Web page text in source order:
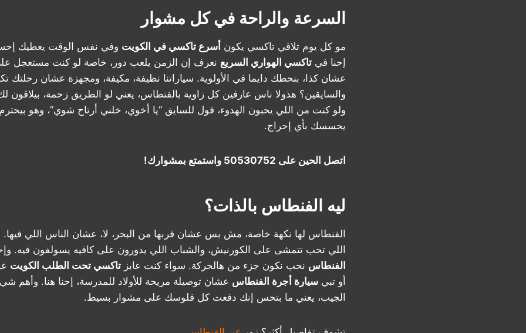
السرعة والراحة في كل مشوار
مو كل يوم تلاقي تاكسي يكون أسرع تاكسي في الكويت وفي نفس الوقت يعطيك
إحنا في تاكسي الهواري السريع نعرف إن الزمن يلعب دور، خاصة لو كنت مستعجل
عشان كذا، بنحطك دايما في الأولوية. سياراتنا نظيفة، مكيفة، ومجهزة عشان رحلتك
والسايقين؟ هذولا ناس عارفين كل زاوية بالفنطاس، يعني لو الطريق زحمة،
ولو كنت من اللي يحبون الهدوء، قول للسايق “يا أخوي، خلني أرتاح شوي”، وهو
يحسسك بأي إحراج.
اتصل الحين على 50530752 واستمتع بمشوارك!
ليه الفنطاس بالذات؟
الفنطاس لها نكهة خاصة، مش بس عشان قربها من البحر، لا، عشان الناس اللي فيها.
اللي تحب تتمشى على الكورنيش، والشباب اللي يدورون على كافيه يسولفون فيه.
الفنطاس نحب نكون جزء من هالحركة. سواء كنت عايز تاكسي تحت الطلب الكويت
أو تبي سيارة أجرة الفنطاس عشان توصيلة مريحة للأولاد للمدرسة، إحنا هنا. وأهم
الجيب، يعني ما بتحس إنك دفعت كل فلوسك على مشوار بسيط.